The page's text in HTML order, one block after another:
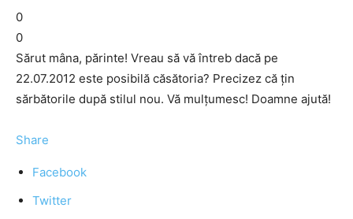
0
0
Sărut mâna, părinte! Vreau să vă întreb dacă pe
22.07.2012 este posibilă căsătoria? Precizez că ţin
sărbătorile după stilul nou. Vă mulţumesc! Doamne ajută!
Share
Facebook
Twitter